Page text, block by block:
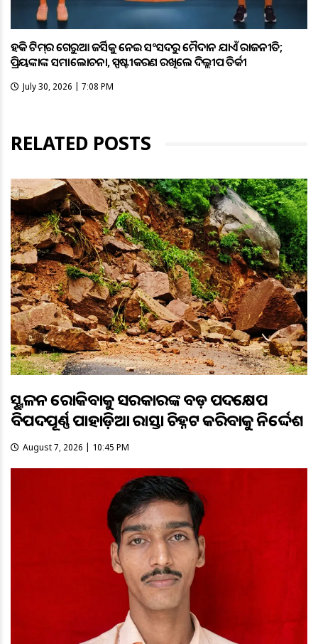
ହକି ଟିମ୍‌ର ଗେରୁଆ ଜର୍ସିକୁ ନେଇ ସଂସଦରୁ ମୈଦାନ ଯାଏଁ ରାଜନୀତି;
ପ୍ରିୟଙ୍କାଙ୍କ ସମାଲୋଚନା, ସ୍ପଷ୍ଟୀକରଣ ରଖିଲେ ଦିଲ୍ଲୀପ ତିର୍କୀ
July 30, 2026 | 7:08 PM
RELATED POSTS
ଭୂସ୍ଖଳନ ରୋକିବାକୁ ସରକାରଙ୍କ ବଡ଼ ପଦକ୍ଷେପ
ବିପଦପୂର୍ଣ୍ଣ ପାହାଡ଼ିଆ ରାସ୍ତା ଚିହ୍ନଟ କରିବାକୁ ନିର୍ଦ୍ଦେଶ
August 7, 2026 | 10:45 PM